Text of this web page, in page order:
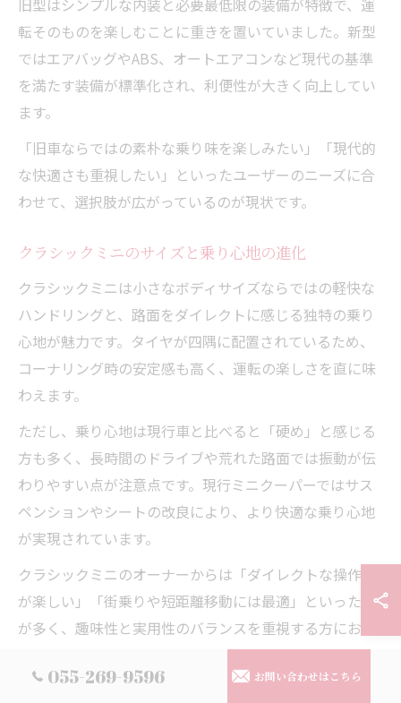
旧型はシンプルな内装と必要最低限の装備が特徴で、運
転そのものを楽しむことに重きを置いていました。新型
ではエアバッグやABS、オートエアコンなど現代の基準
を満たす装備が標準化され、利便性が大きく向上してい
ます。
「旧車ならではの素朴な乗り味を楽しみたい」「現代的
な快適さも重視したい」といったユーザーのニーズに合
わせて、選択肢が広がっているのが現状です。
クラシックミニのサイズと乗り心地の進化
クラシックミニは小さなボディサイズならではの軽快な
ハンドリングと、路面をダイレクトに感じる独特の乗り
心地が魅力です。タイヤが四隅に配置されているため、
コーナリング時の安定感も高く、運転の楽しさを直に味
わえます。
ただし、乗り心地は現行車と比べると「硬め」と感じる
方も多く、長時間のドライブや荒れた路面では振動が伝
わりやすい点が注意点です。現行ミニクーパーではサス
ペンションやシートの改良により、より快適な乗り心地
が実現されています。
クラシックミニのオーナーからは「ダイレクトな操作感
が楽しい」「街乗りや短距離移動には最適」といった声
が多く、趣味性と実用性のバランスを重視する方におす
055-269-9596 お問い合わせはこちら